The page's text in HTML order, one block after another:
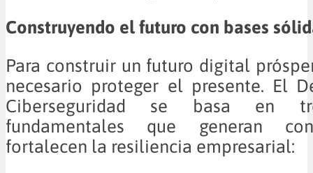
Construyendo el futuro con bases
Para construir un futuro digital
necesario proteger el presente. El
Ciberseguridad se basa en
fundamentales que generan
fortalecen la resiliencia empresarial: